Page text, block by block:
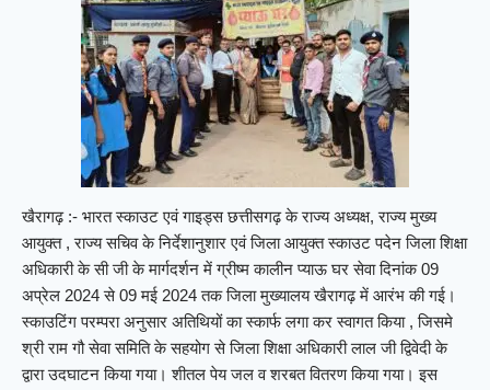
खैरागढ़ :- भारत स्काउट एवं गाइड्स छत्तीसगढ़ के राज्य अध्यक्ष, राज्य मुख्य
आयुक्त , राज्य सचिव के निर्देशानुशार एवं जिला आयुक्त स्काउट पदेन जिला शिक्षा
अधिकारी के सी जी के मार्गदर्शन में ग्रीष्म कालीन प्याऊ घर सेवा दिनांक 09
अप्रेल 2024 से 09 मई 2024 तक जिला मुख्यालय खैरागढ़ में आरंभ की गई।
स्काउटिंग परम्परा अनुसार अतिथियों का स्कार्फ लगा कर स्वागत किया , जिसमे
श्री राम गौ सेवा समिति के सहयोग से जिला शिक्षा अधिकारी लाल जी द्विवेदी के
द्वारा उदघाटन किया गया। शीतल पेय जल व शरबत वितरण किया गया। इस